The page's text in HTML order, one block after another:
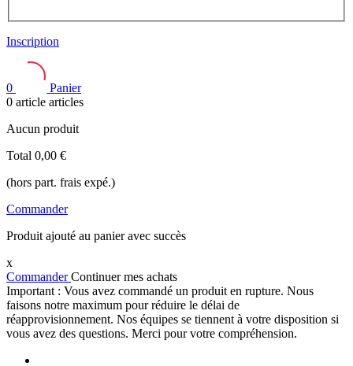
Inscription
0
Panier
0 article articles
Aucun produit
Total 0,00 €
(hors part. frais expé.)
Commander
Produit ajouté au panier avec succès
x
CommanderContinuer mes achats
Important : Vous avez commandé un produit en rupture. Nous
faisons notre maximum pour réduire le délai de
réapprovisionnement. Nos équipes se tiennent à votre disposition si
vous avez des questions. Merci pour votre compréhension.